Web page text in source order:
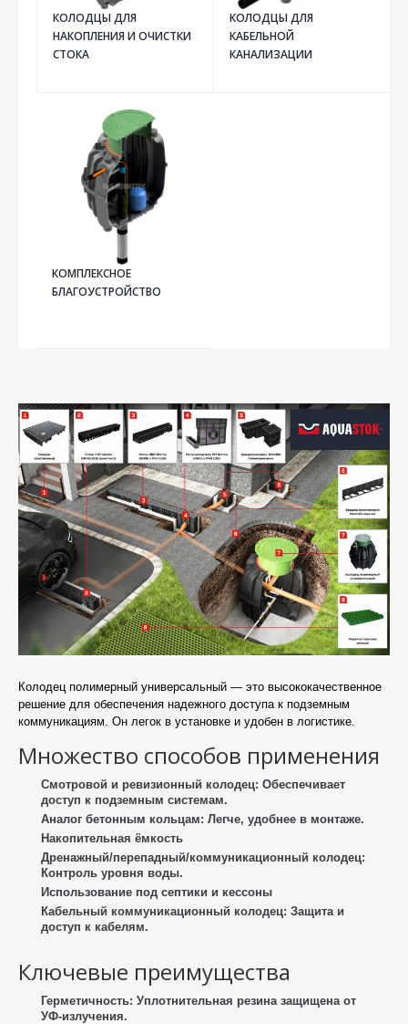
КОЛОДЦЫ ДЛЯ
НАКОПЛЕНИЯ И ОЧИСТКИ
СТОКА
КОЛОДЦЫ ДЛЯ
КАБЕЛЬНОЙ
КАНАЛИЗАЦИИ
КОМПЛЕКСНОЕ
БЛАГОУСТРОЙСТВО
Колодец полимерный универсальный — это высококачественное
решение для обеспечения надежного доступа к подземным
коммуникациям. Он легок в установке и удобен в логистике.
Множество способов применения
Смотровой и ревизионный колодец: Обеспечивает
доступ к подземным системам.
Аналог бетонным кольцам: Легче, удобнее в монтаже.
Накопительная ёмкость
Дренажный/перепадный/коммуникационный колодец:
Контроль уровня воды.
Использование под септики и кессоны
Кабельный коммуникационный колодец: Защита и
доступ к кабелям.
Ключевые преимущества
Герметичность: Уплотнительная резина защищена от
УФ-излучения.